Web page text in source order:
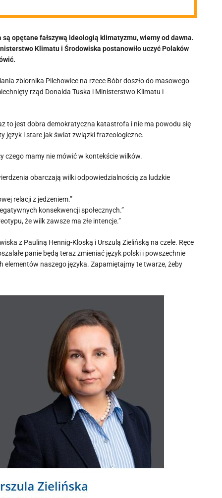
opętane fałszywą ideologią klimatyzmu, wiemy od dawna.
Klimatu i Środowiska postanowiło uczyć Polaków
zbiornika Pilchowice na rzece Bóbr doszło do masowego
rząd Donalda Tuska i Ministerstwo Klimatu i
to jest dobra demokratyczna katastrofa i nie ma powodu się
język i stare jak świat związki frazeologiczne.
mamy nie mówić w kontekście wilków.
obarczają wilki odpowiedzialnością za ludzkie
relacji z jedzeniem.”
konsekwencji społecznych.”
że wilk zawsze ma złe intencje.”
z Pauliną Hennig-Kloską i Urszulą Zielińską na czele. Ręce
panie będą teraz zmieniać język polski i powszechnie
naszego języka. Zapamiętajmy te twarze, żeby